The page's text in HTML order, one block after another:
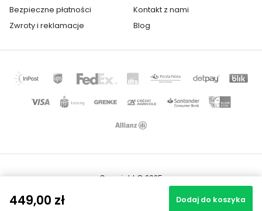
449,00 zł Dodaj do koszyka
Bezpieczne płatności
Kontakt z nami
Zwroty i reklamacje
Blog
Copyright © 2025
Realizacja projektu: Igor Chudy